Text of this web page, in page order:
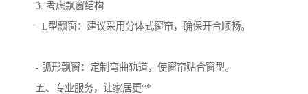
3. 考虑飘窗结构
- L型飘窗：建议采用分体式窗帘，确保开合顺畅。
- 弧形飘窗：定制弯曲轨道，使窗帘贴合窗型。
五、专业服务，让家居更**